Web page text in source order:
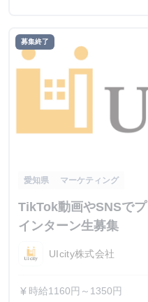
募集終了
愛知県 マーケティング
TikTok動画やSNSで
インターン生募集
UIcity株式会社
currency_yen 時給1160円～1350円